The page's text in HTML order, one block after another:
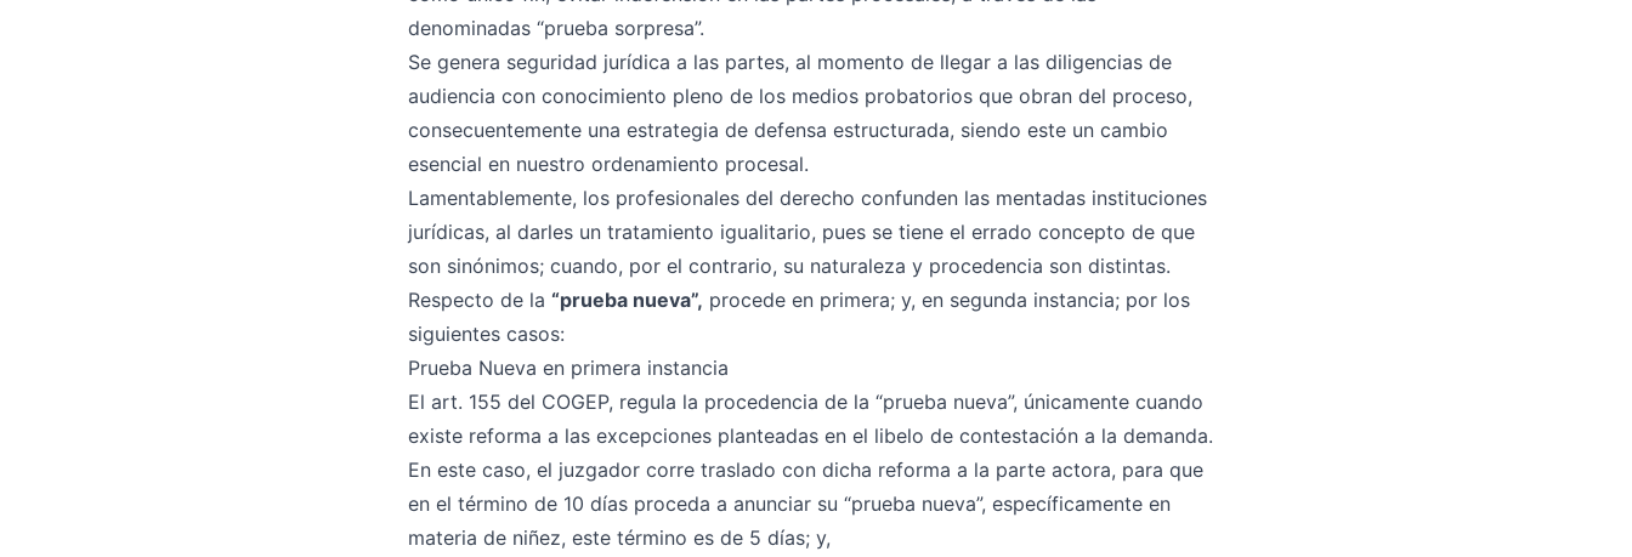
denominadas “prueba sorpresa”.
Se genera seguridad jurídica a las partes, al momento de llegar a las diligencias de
audiencia con conocimiento pleno de los medios probatorios que obran del proceso,
consecuentemente una estrategia de defensa estructurada, siendo este un cambio
esencial en nuestro ordenamiento procesal.
Lamentablemente, los profesionales del derecho confunden las mentadas instituciones
jurídicas, al darles un tratamiento igualitario, pues se tiene el errado concepto de que
son sinónimos; cuando, por el contrario, su naturaleza y procedencia son distintas.
Respecto de la “prueba nueva”, procede en primera; y, en segunda instancia; por los
siguientes casos:
Prueba Nueva en primera instancia
El art. 155 del COGEP, regula la procedencia de la “prueba nueva”, únicamente cuando
existe reforma a las excepciones planteadas en el libelo de contestación a la demanda.
En este caso, el juzgador corre traslado con dicha reforma a la parte actora, para que
en el término de 10 días proceda a anunciar su “prueba nueva”, específicamente en
materia de niñez, este término es de 5 días; y,